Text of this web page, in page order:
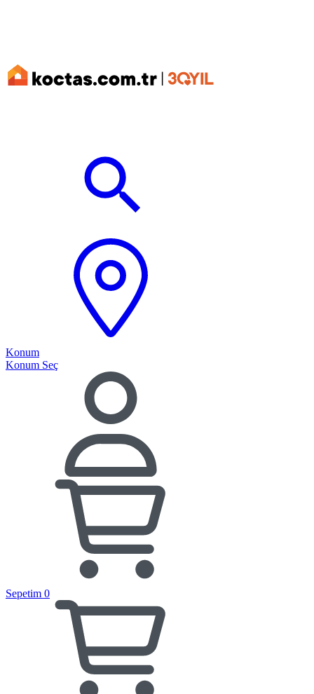
Konum
Konum Seç
Sepetim 0